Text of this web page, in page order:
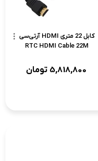
کابل 22 متری HDMI آر‌تی‌سی
RTC HDMI Cable 22M
5,818,800 تومان